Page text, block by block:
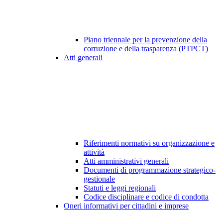
Piano triennale per la prevenzione della
corruzione e della trasparenza (PTPCT)
Atti generali
Riferimenti normativi su organizzazione e
attività
Atti amministrativi generali
Documenti di programmazione strategico-
gestionale
Statuti e leggi regionali
Codice disciplinare e codice di condotta
Oneri informativi per cittadini e imprese